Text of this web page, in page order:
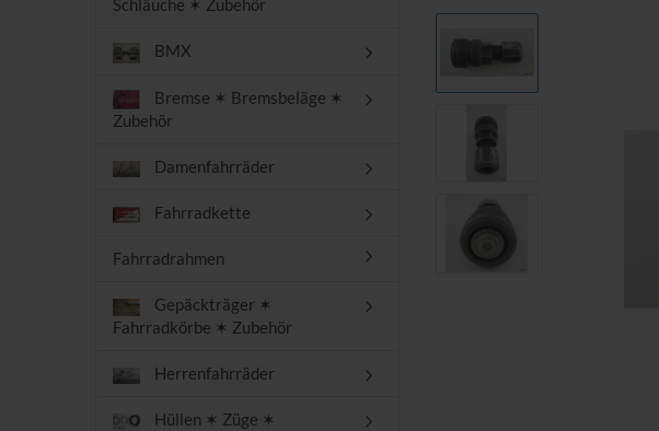
Schläuche ✶ Zubehör
BMX
Bremse ✶ Bremsbeläge ✶
Zubehör
Damenfahrräder
Fahrradkette
Fahrradrahmen
Gepäckträger ✶
Fahrradkörbe ✶ Zubehör
Herrenfahrräder
Hüllen ✶ Züge ✶